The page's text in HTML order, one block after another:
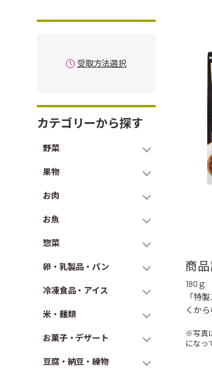
受取方法選択
カテゴリーから探す
野菜
果物
お肉
お魚
惣菜
卵・乳製品・パン
冷凍食品・アイス
米・麺類
お菓子・デザート
豆腐・納豆・練物
商
180ｇ
「特
くか
※写真
になっ